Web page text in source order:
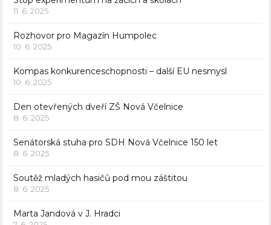
11. 6. 2025
Rozhovor pro Magazín Humpolec
10. 6. 2025
Kompas konkurenceschopnosti – další EU nesmysl
10. 6. 2025
Den otevřených dveří ZŠ Nová Včelnice
8. 6. 2025
Senátorská stuha pro SDH Nová Včelnice 150 let
8. 6. 2025
Soutěž mladých hasičů pod mou záštitou
8. 6. 2025
Marta Jandová v J. Hradci